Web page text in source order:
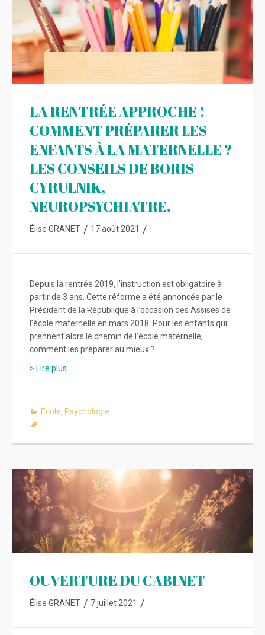
LA RENTRÉE APPROCHE !
COMMENT PRÉPARER LES
ENFANTS À LA MATERNELLE ?
LES CONSEILS DE BORIS
CYRULNIK,
NEUROPSYCHIATRE.
Élise GRANET / 17 août 2021 /
Depuis la rentrée 2019, l’instruction est obligatoire à
partir de 3 ans. Cette réforme a été annoncée par le
Président de la République à l’occasion des Assises de
l’école maternelle en mars 2018. Pour les enfants qui
prennent alors le chemin de l’école maternelle,
comment les préparer au mieux ?
> Lire plus
École, Psychologie
OUVERTURE DU CABINET
Élise GRANET / 7 juillet 2021 /